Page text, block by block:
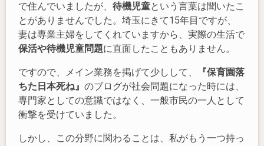
で住んでいましたが、待機児童という言葉は聞いたこ
とがありませんでした。埼玉にきて15年目ですが、
妻は専業主婦をしてくれていますから、実際の生活で
保活や待機児童問題に直面したこともありません。
ですので、メイン業務を掲げて少しして、
『保育園落
ちた日本死ね』のブログが社会問題になった時には、
専門家としての意識ではなく、一般市民の一人として
衝撃を受けていました。
しかし、この分野に関わることは、私がもう一つ持っ